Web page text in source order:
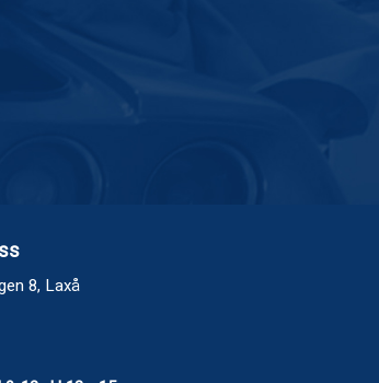
8, Laxå